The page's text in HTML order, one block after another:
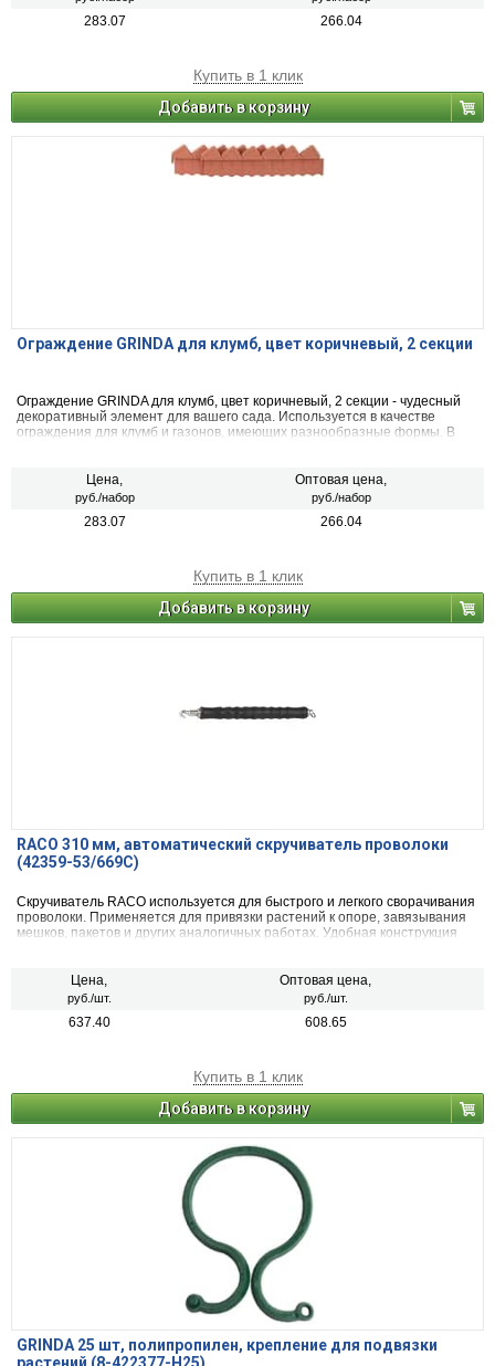
283.07 266.04
Купить в 1 клик
Добавить в корзину
Ограждение GRINDA для клумб, цвет коричневый, 2 секции
Ограждение GRINDA для клумб, цвет коричневый, 2 секции - чудесный
декоративный элемент для вашего сада. Используется в качестве
ограждения для клумб и газонов, имеющих разнообразные формы. В
Цена,
руб./набор
Оптовая цена,
руб./набор
283.07 266.04
Купить в 1 клик
Добавить в корзину
RACO 310 мм, автоматический скручиватель проволоки
(42359-53/669C)
Скручиватель RACO используется для быстрого и легкого сворачивания
проволоки. Применяется для привязки растений к опоре, завязывания
мешков, пакетов и других аналогичных работах. Удобная конструкция
Цена,
руб./шт.
Оптовая цена,
руб./шт.
637.40 608.65
Купить в 1 клик
Добавить в корзину
GRINDA 25 шт, полипропилен, крепление для подвязки